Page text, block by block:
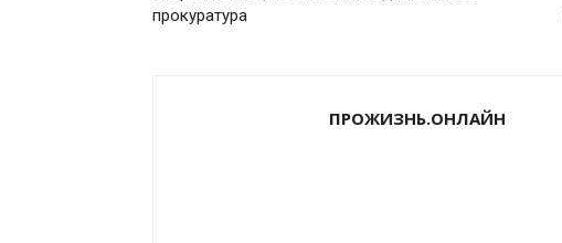
прокуратура
ПРОЖИЗНЬ.ОНЛАЙН